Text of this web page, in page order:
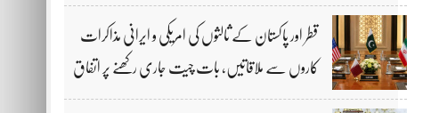
قطر اور پاکستان کے ثالثوں کی امریکی و ایرانی مذاکرات
کاروں سے ملاقاتیں، بات چیت جاری رکھنے پر اتفاق